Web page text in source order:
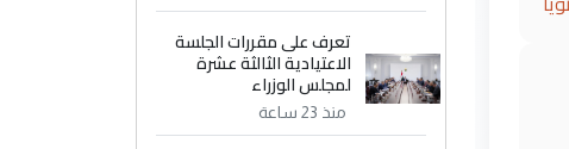
تعرف على مقررات الجلسة
الاعتيادية الثالثة عشرة
لمجلس الوزراء
منذ 23 ساعة